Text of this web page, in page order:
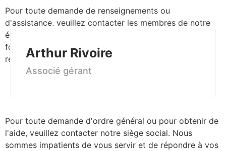
Pour toute demande de renseignements ou
d'assistance, veuillez contacter les membres de notre
équipe dédiée chez Chadwell. Nous nous engageons à
fournir un service et un soutien exceptionnels pour
répondre à vos besoins spécifiques
Arthur Rivoire
Associé gérant
Pour toute demande d'ordre général ou pour obtenir de
l'aide, veuillez contacter notre siège social. Nous
sommes impatients de vous servir et de répondre à vos